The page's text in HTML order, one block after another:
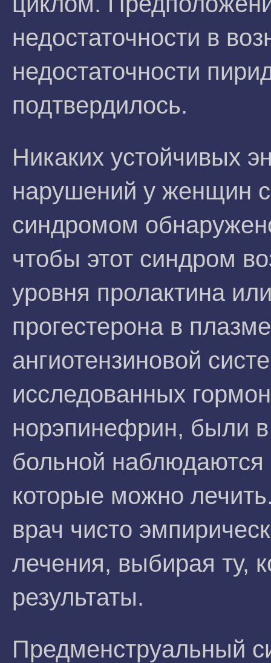
недостаточности в
недостаточности
подтвердилось.
Никаких устойчивых
нарушений у женщин
синдромом
чтобы этот синдром
уровня пролактина
прогестерона в
ангиотензиновой
исследованных
норэпинефрин, были
больной
которые можно
врач чисто
лечения, выбирая ту,
результаты.
Предменструальный